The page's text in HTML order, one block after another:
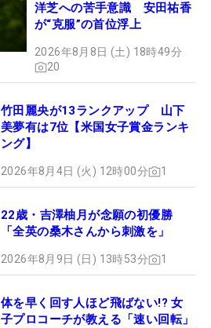
洋芝への苦手意識 安田祐香
が“克服”の首位浮上
2026年8月8日 (土) 18時49分
20
竹田麗央が13ランクアップ 山下
美夢有は7位【米国女子賞金ランキ
ング】
2026年8月4日 (火) 12時00分 1
22歳・吉澤柚月が念願の初優勝
「全英の桑木さんから刺激を」
2026年8月9日 (日) 13時53分 1
体を早く回す人ほど飛ばない!? 女
子プロコーチが教える「速い回転」